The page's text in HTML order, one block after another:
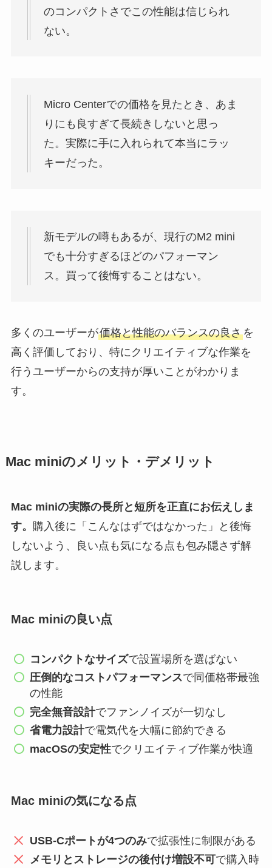
のコンパクトさでこの性能は信じられ
ない。
Micro Centerでの価格を見たとき、あま
りにも良すぎて長続きしないと思っ
た。実際に手に入れられて本当にラッ
キーだった。
新モデルの噂もあるが、現行のM2 mini
でも十分すぎるほどのパフォーマン
ス。買って後悔することはない。
多くのユーザーが価格と性能のバランスの良さを
高く評価しており、特にクリエイティブな作業を
行うユーザーからの支持が厚いことがわかりま
す。
Mac miniのメリット・デメリット
Mac miniの実際の長所と短所を正直にお伝えしま
す。 購入後に「こんなはずではなかった」と後悔
しないよう、良い点も気になる点も包み隠さず解
説します。
Mac miniの良い点
コンパクトなサイズで設置場所を選ばない
圧倒的なコストパフォーマンスで同価格帯最強
の性能
完全無音設計でファンノイズが一切なし
省電力設計で電気代を大幅に節約できる
macOSの安定性でクリエイティブ作業が快適
Mac miniの気になる点
USB-Cポートが4つのみで拡張性に制限がある
メモリとストレージの後付け増設不可で購入時